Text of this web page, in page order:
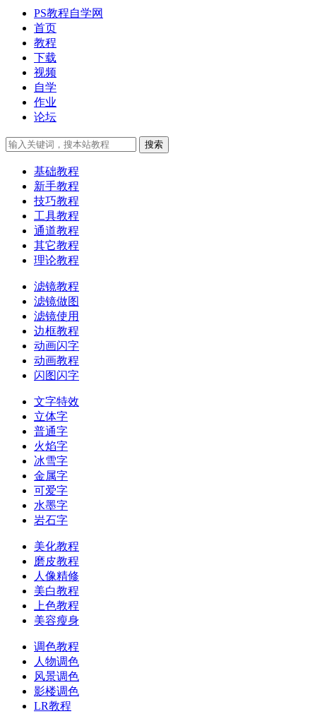
PS教程自学网
首页
教程
下载
视频
自学
作业
论坛
搜索
基础教程
新手教程
技巧教程
工具教程
通道教程
其它教程
理论教程
滤镜教程
滤镜做图
滤镜使用
边框教程
动画闪字
动画教程
闪图闪字
文字特效
立体字
普通字
火焰字
冰雪字
金属字
可爱字
水墨字
岩石字
美化教程
磨皮教程
人像精修
美白教程
上色教程
美容瘦身
调色教程
人物调色
风景调色
影楼调色
LR教程